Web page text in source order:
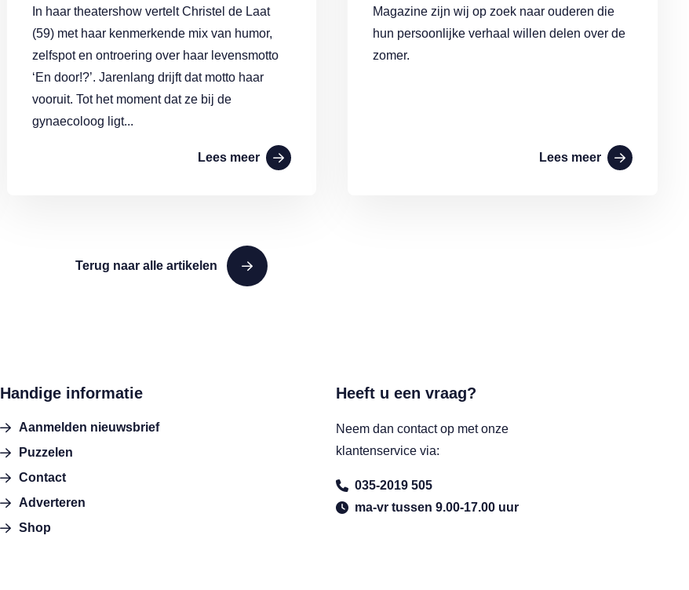
In haar theatershow vertelt Christel de Laat
(59) met haar kenmerkende mix van humor,
zelfspot en ontroering over haar levensmotto
‘En door!?’. Jarenlang drijft dat motto haar
vooruit. Tot het moment dat ze bij de
gynaecoloog ligt...
Lees meer
Magazine zijn wij op zoek naar ouderen die
hun persoonlijke verhaal willen delen over de
zomer.
Lees meer
Terug naar alle artikelen
Handige informatie
Aanmelden nieuwsbrief
Puzzelen
Contact
Adverteren
Shop
Heeft u een vraag?
Neem dan contact op met onze
klantenservice via:
035-2019 505
ma-vr tussen 9.00-17.00 uur